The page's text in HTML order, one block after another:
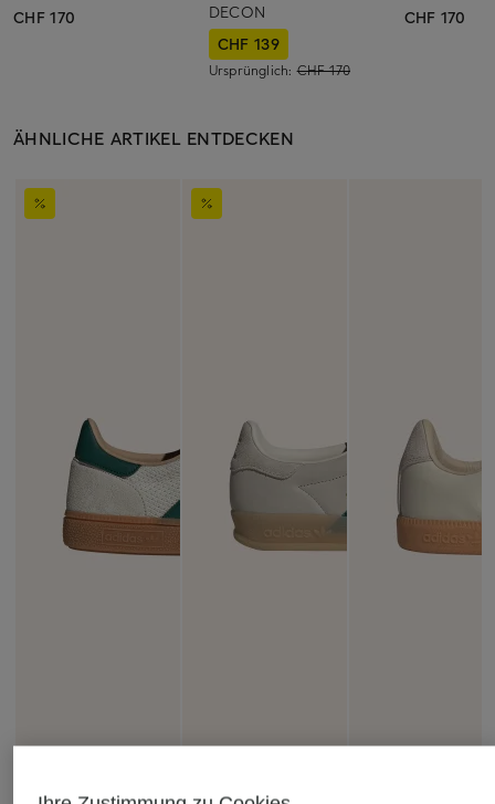
CHF 170
DECON
CHF 139
Ursprünglich:CHF 170
CHF 170
ÄHNLICHE ARTIKEL ENTDECKEN